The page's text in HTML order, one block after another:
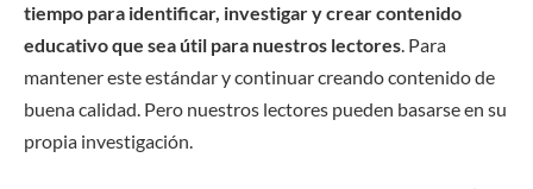
tiempo para identificar, investigar y crear contenido
educativo que sea útil para nuestros lectores. Para
mantener este estándar y continuar creando contenido de
buena calidad. Pero nuestros lectores pueden basarse en su
propia investigación.